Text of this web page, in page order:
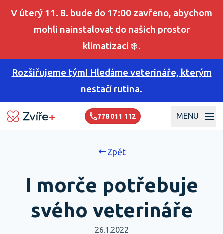
V úterý 11. 8. bude do 17:00 zavřeno, abychom
mohli nainstalovat do našich prostor
klimatizaci ❄️.
Rozšiřujeme tým! Hledáme veterináře, kterým
nestačí rutina.
MENU
778 011 112
Zpět
I morče potřebuje
svého veterináře
26.1.2022